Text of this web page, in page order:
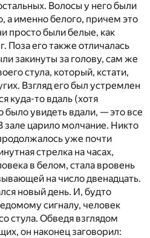
Волосы у него были
а именно белого, причем это
просто были белые, как
Поза его также отличалась
закинуты за голову, сам же
стула, который, кстати,
Взгляд его был устремлен
куда-то вдаль (хотя
увидеть вдали, — это все
царило молчание. Никто
уже почти
стрелка на часах,
в белом, стала вровень
на число двенадцать.
новый день. И, будто
сигналу, человек
стула. Обведя взглядом
он наконец заговорил: